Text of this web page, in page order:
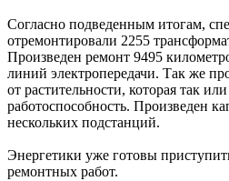
Согласно подведенным итогам,
отремонтировали 2255
Произведен ремонт 9495
линий электропередачи. Так же
от растительности, которая так
работоспособность. Произведен
нескольких подстанций.
Энергетики уже готовы
ремонтных работ.